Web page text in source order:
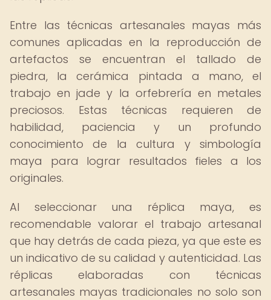
Entre las técnicas artesanales mayas más
comunes aplicadas en la reproducción de
artefactos se encuentran el tallado de
piedra, la cerámica pintada a mano, el
trabajo en jade y la orfebrería en metales
preciosos. Estas técnicas requieren de
habilidad, paciencia y un profundo
conocimiento de la cultura y simbología
maya para lograr resultados fieles a los
originales.
Al seleccionar una réplica maya, es
recomendable valorar el trabajo artesanal
que hay detrás de cada pieza, ya que este es
un indicativo de su calidad y autenticidad. Las
réplicas elaboradas con técnicas
artesanales mayas tradicionales no solo son